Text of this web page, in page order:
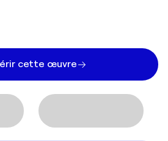
cette œuvre